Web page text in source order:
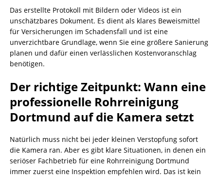
Das erstellte Protokoll mit Bildern oder Videos ist ein
unschätzbares Dokument. Es dient als klares Beweismittel
für Versicherungen im Schadensfall und ist eine
unverzichtbare Grundlage, wenn Sie eine größere Sanierung
planen und dafür einen verlässlichen Kostenvoranschlag
benötigen.
Der richtige Zeitpunkt: Wann eine
professionelle Rohrreinigung
Dortmund auf die Kamera setzt
Natürlich muss nicht bei jeder kleinen Verstopfung sofort
die Kamera ran. Aber es gibt klare Situationen, in denen ein
seriöser Fachbetrieb für eine Rohrreinigung Dortmund
immer zuerst eine Inspektion empfehlen wird. Das ist kein